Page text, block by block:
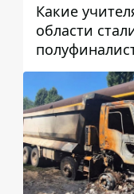
Какие
области
Global
2026